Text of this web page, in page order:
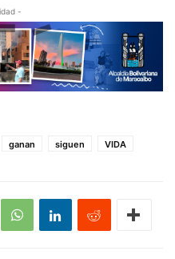
-
ganan siguen VIDA